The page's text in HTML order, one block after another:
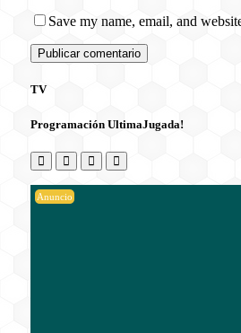
Save my name, email, and
TV
Programación UltimaJugada!
Anuncio